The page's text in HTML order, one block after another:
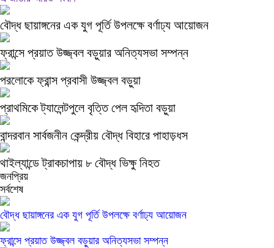
বৌদ্ধ ছায়াঙ্গনের এক যুগ পূর্তি উপলক্ষে বর্ণাঢ্য আয়োজন
ফ্রান্সে প্রয়াত উজ্জ্বল বড়ুয়ার অনিত্যসভা সম্পন্ন
পরলোকে ফ্রান্স প্রবাসী উজ্জ্বল বড়ুয়া
প্রাথমিকে ট্যালেন্টপুলে বৃত্তি পেল হৃদিতা বড়ুয়া
বান্দরবান সার্বজনীন কেন্দ্রীয় বৌদ্ধ বিহারে পাহাড়ধস
থাইল্যান্ডে ট্রাকচাপায় ৮ বৌদ্ধ ভিক্ষু নিহত
জনপ্রিয়
সর্বশেষ
বৌদ্ধ ছায়াঙ্গনের এক যুগ পূর্তি উপলক্ষে বর্ণাঢ্য আয়োজন
ফ্রান্সে প্রয়াত উজ্জ্বল বড়ুয়ার অনিত্যসভা সম্পন্ন